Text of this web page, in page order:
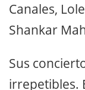
Canales,
Shankar
Sus
irrepetibles.